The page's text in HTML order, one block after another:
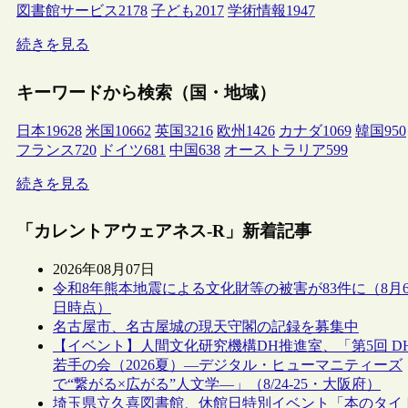
図書館サービス2178 子ども2017 学術情報1947
続きを見る
キーワードから検索（国・地域）
日本19628 米国 10662 英国3216 欧州 1426 カナダ1069 韓国950
フランス720 ドイツ681 中国638 オーストラリア599
続きを見る
「カレントアウェアネス-R」新着記事
2026年08月07日
令和8年熊本地震による文化財等の被害が83件に（8月
日時点）
名古屋市、名古屋城の現天守閣の記録を募集中
【イベント】人間文化研究機構DH推進室、「第5回
若手の会（2026夏）―デジタル・ヒューマニティーズ
で“繋がる×広がる”人文学―」（8/24-25・大阪府）
埼玉県立久喜図書館、休館日特別イベント「本のタイ